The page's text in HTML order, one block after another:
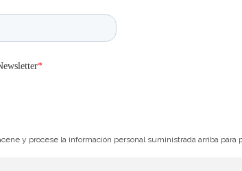
y procese la información personal suministrada arriba